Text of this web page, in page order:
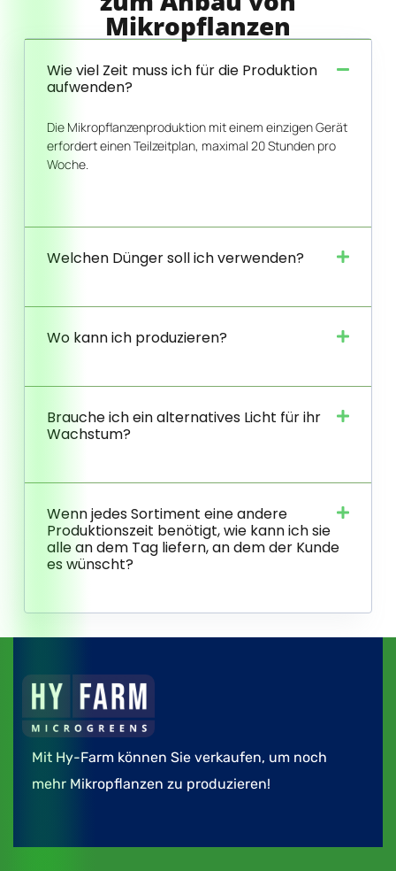
Mikropflanzen
Wie viel Zeit muss ich für die Produktion
aufwenden?
Die Mikropflanzenproduktion mit einem einzigen Gerät
erfordert einen Teilzeitplan, maximal 20 Stunden pro
Woche.
Welchen Dünger soll ich verwenden?
Wo kann ich produzieren?
Brauche ich ein alternatives Licht für ihr
Wachstum?
Wenn jedes Sortiment eine andere
Produktionszeit benötigt, wie kann ich sie
alle an dem Tag liefern, an dem der Kunde
es wünscht?
Mit Hy-Farm können Sie verkaufen, um noch
mehr Mikropflanzen zu produzieren!